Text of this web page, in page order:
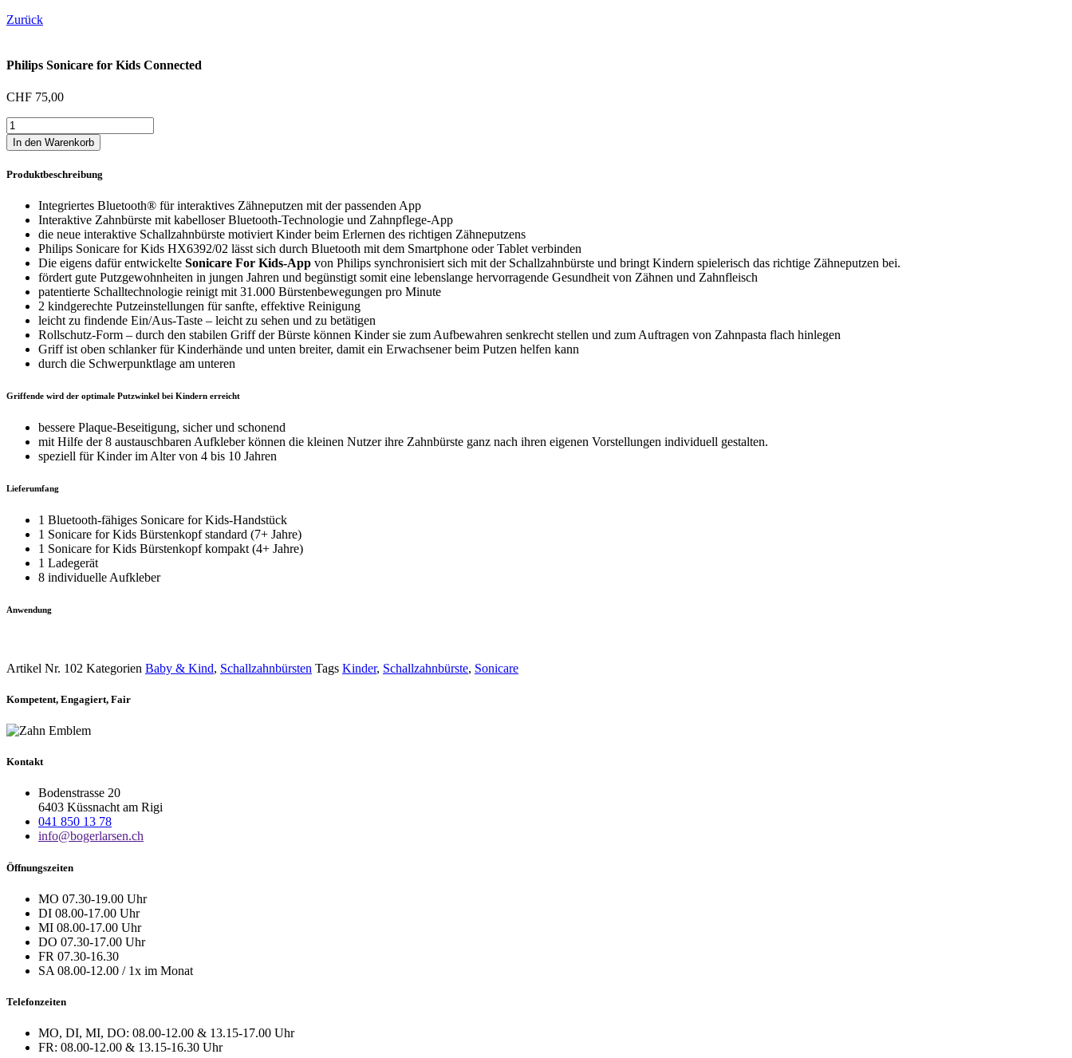
Zurück
Philips Sonicare for Kids Connected
CHF 75,00
Philips
Sonicare
for
Connected
In den Warenkorb
Produktbeschreibung
Integriertes Bluetooth® für interaktives Zähneputzen mit der passenden App
Interaktive Zahnbürste mit kabelloser Bluetooth-Technologie und Zahnpflege-App
die neue interaktive Schallzahnbürste motiviert Kinder beim Erlernen des richtigen Zähneputzens
Philips Sonicare for Kids HX6392/02 lässt sich durch Bluetooth mit dem Smartphone oder Tablet verbinden
Die eigens dafür entwickelte Sonicare For Kids-App von Philips synchronisiert sich mit der Schallzahnbürste und bringt Kindern spielerisch das richtige Zähneputzen bei.
fördert gute Putzgewohnheiten in jungen Jahren und begünstigt somit eine lebenslange hervorragende Gesundheit von Zähnen und Zahnfleisch
patentierte Schalltechnologie reinigt mit 31.000 Bürstenbewegungen pro Minute
2 kindgerechte Putzeinstellungen für sanfte, effektive Reinigung
leicht zu findende Ein/Aus-Taste – leicht zu sehen und zu betätigen
Rollschutz-Form – durch den stabilen Griff der Bürste können Kinder sie zum Aufbewahren senkrecht stellen und zum Auftragen von Zahnpasta flach hinlegen
Griff ist oben schlanker für Kinderhände und unten breiter, damit ein Erwachsener beim Putzen helfen kann
durch die Schwerpunktlage am unteren
Griffende wird der optimale Putzwinkel bei Kindern erreicht
bessere Plaque-Beseitigung, sicher und schonend
mit Hilfe der 8 austauschbaren Aufkleber können die kleinen Nutzer ihre Zahnbürste ganz nach ihren eigenen Vorstellungen individuell gestalten.
speziell für Kinder im Alter von 4 bis 10 Jahren
Lieferumfang
1 Bluetooth-fähiges Sonicare for Kids-Handstück
1 Sonicare for Kids Bürstenkopf standard (7+ Jahre)
1 Sonicare for Kids Bürstenkopf kompakt (4+ Jahre)
1 Ladegerät
8 individuelle Aufkleber
Anwendung
Artikel Nr. 102 Kategorien Baby & Kind, Schallzahnbürsten Tags Kinder, Schallzahnbürste, Sonicare
Kompetent, Engagiert, Fair
Kontakt
Bodenstrasse 20
6403 Küssnacht am Rigi
041 850 13 78
info@bogerlarsen.ch
Öffnungszeiten
MO 07.30-19.00 Uhr
DI 08.00-17.00 Uhr
MI 08.00-17.00 Uhr
DO 07.30-17.00 Uhr
FR 07.30-16.30
SA 08.00-12.00 / 1x im Monat
Telefonzeiten
MO, DI, MI, DO: 08.00-12.00 & 13.15-17.00 Uhr
FR: 08.00-12.00 & 13.15-16.30 Uhr